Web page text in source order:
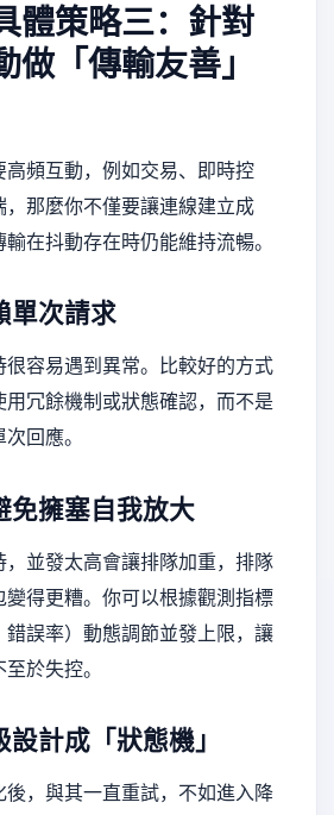
體策略三：針對
做「傳輸友善」
頻互動，例如交易、即時控
那麼你不僅要讓連線建立成
在抖動存在時仍能維持流暢。
單次請求
很容易遇到異常。比較好的方式
用冗餘機制或狀態確認，而不是
回應。
免擁塞自我放大
並發太高會讓排隊加重，排隊
變得更糟。你可以根據觀測指標
錯誤率）動態調節並發上限，讓
於失控。
計成「狀態機」
後，與其一直重試，不如進入降